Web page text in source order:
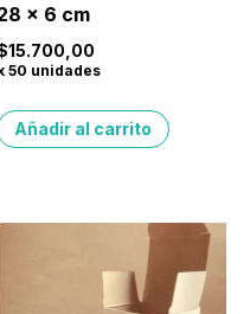
x 6 cm
15.700,00
50 unidades
Añadir al carrito